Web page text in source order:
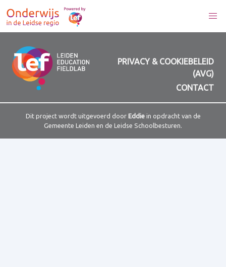
PRIVACY & COOKIEBELEID
(AVG)
CONTACT
Dit project wordt uitgevoerd door Eddiein opdracht van de
Gemeente Leiden en de Leidse Schoolbesturen.